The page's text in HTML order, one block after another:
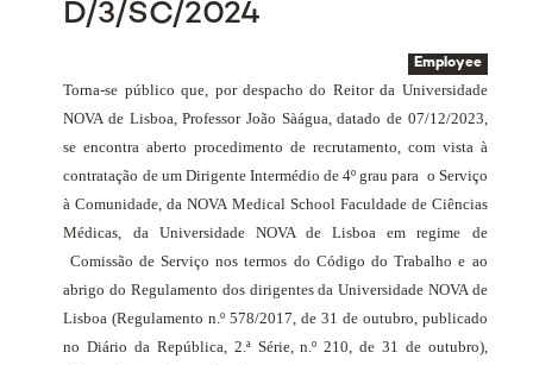
D/3/SC/2024
Employee
Torna-se público que, por despacho do Reitor da Universidade
NOVA de Lisboa, Professor João Sàágua, datado de 07/12/2023,
se encontra aberto procedimento de recrutamento, com vista à
contratação de um Dirigente Intermédio de 4º grau para o Serviço
à Comunidade, da NOVA Medical School Faculdade de Ciências
Médicas, da Universidade NOVA de Lisboa em regime de
Comissão de Serviço nos termos do Código do Trabalho e ao
abrigo do Regulamento dos dirigentes da Universidade NOVA de
Lisboa (Regulamento n.º 578/2017, de 31 de outubro, publicado
no Diário da República, 2.ª Série, n.º 210, de 31 de outubro),